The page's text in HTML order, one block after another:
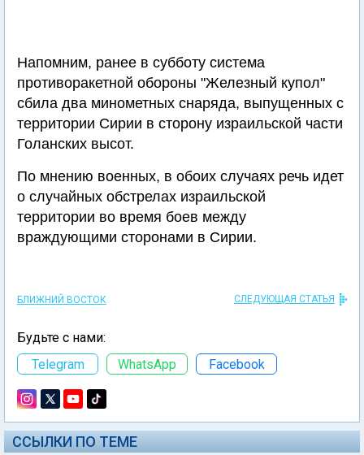
Напомним, ранее в субботу система
противоракетной обороны "Железный купол"
сбила два минометных снаряда, выпущенных с
территории Сирии в сторону израильской части
Голанских высот.
По мнению военных, в обоих случаях речь идет
о случайных обстрелах израильской
территории во время боев между
враждующими сторонами в Сирии.
БЛИЖНИЙ ВОСТОК СЛЕДУЮЩАЯ СТАТЬЯ
Будьте с нами:
Telegram
WhatsApp Facebook
ССЫЛКИ ПО ТЕМЕ